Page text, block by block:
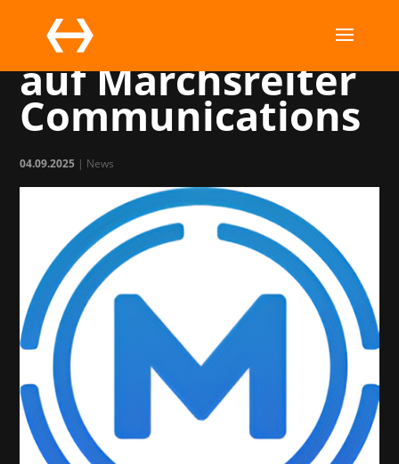
MegaDev setzt
auf Marchsreiter
Communications
04.09.2025 | News